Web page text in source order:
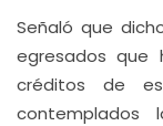
Señaló que
egresados que
créditos de